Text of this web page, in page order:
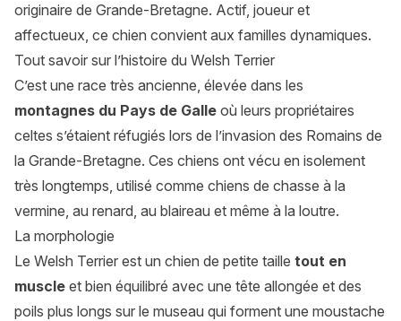
originaire de Grande-Bretagne. Actif, joueur et
affectueux, ce chien convient aux familles dynamiques.
Tout savoir sur l’histoire du Welsh Terrier
C’est une race très ancienne, élevée dans les
montagnes du Pays de Galle où leurs propriétaires
celtes s’étaient réfugiés lors de l’invasion des Romains de
la Grande-Bretagne. Ces chiens ont vécu en isolement
très longtemps, utilisé comme chiens de chasse à la
vermine, au renard, au blaireau et même à la loutre.
La morphologie
Le Welsh Terrier est un chien de petite taille tout en
muscle et bien équilibré avec une tête allongée et des
poils plus longs sur le museau qui forment une moustache